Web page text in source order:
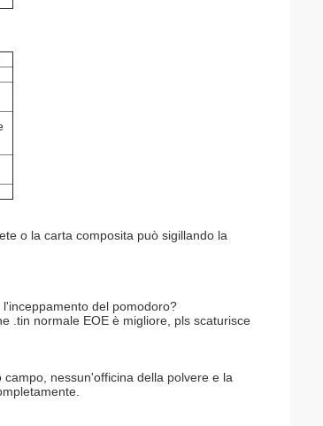
o la carta composita può sigillando la
del pomodoro?
.tin normale EOE è migliore, pls scaturisce
nessun'officina della polvere e la